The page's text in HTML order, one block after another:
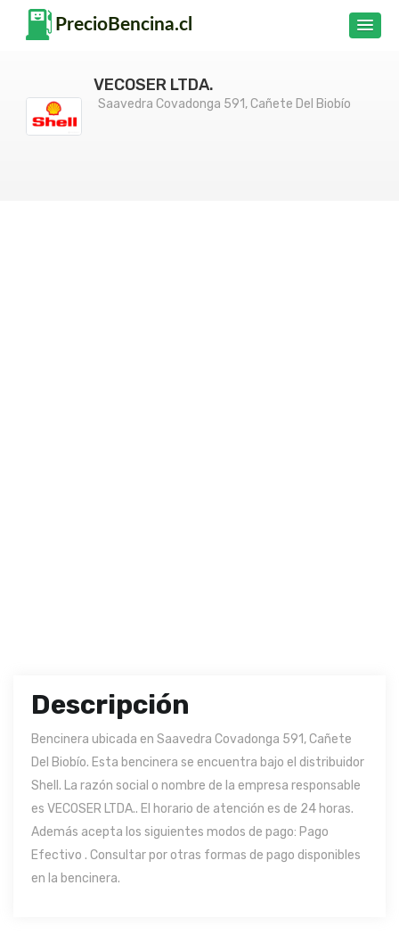
VECOSER LTDA.
Saavedra Covadonga 591, Cañete Del Biobío
Descripción
Bencinera ubicada en Saavedra Covadonga 591, Cañete
Del Biobío. Esta bencinera se encuentra bajo el distribuidor
Shell. La razón social o nombre de la empresa responsable
es VECOSER LTDA.. El horario de atención es de 24 horas.
Además acepta los siguientes modos de pago: Pago
Efectivo . Consultar por otras formas de pago disponibles
en la bencinera.